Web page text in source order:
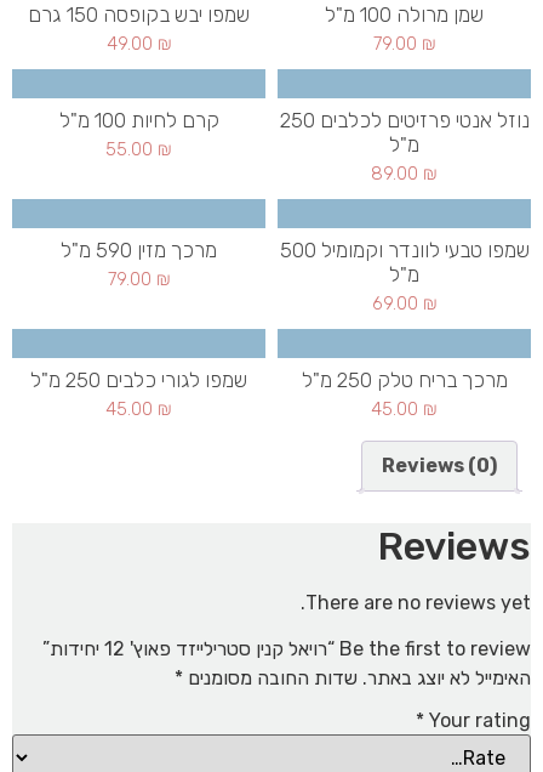
שמן מרולה 100 מ"ל
79.00 ₪
שמפו יבש בקופסה 150 גרם
49.00 ₪
נוזל אנטי פרזיטים לכלבים 250
מ"ל
89.00 ₪
קרם לחיות 100 מ"ל
55.00 ₪
שמפו טבעי לוונדר וקמומיל 500
מ"ל
69.00 ₪
מרכך מזין 590 מ"ל
79.00 ₪
מרכך בריח טלק 250 מ"ל
45.00 ₪
שמפו לגורי כלבים 250 מ"ל
45.00 ₪
Reviews (0)
Reviews
There are no reviews yet.
Be the first to review “רויאל קנין סטרילייזד פאוץ' 12 יחידות”
האימייל לא יוצג באתר. שדות החובה מסומנים *
Your rating
*